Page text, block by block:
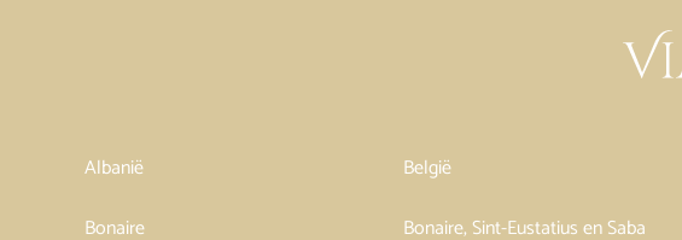
Albanië België
Bonaire
Bonaire, Sint-Eustatius en Saba